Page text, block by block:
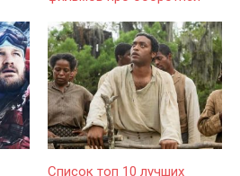
Список топ 10 лучших